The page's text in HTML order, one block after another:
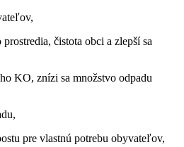
čistota obci a zlepší sa
KO, znízi sa množstvo odpadu
pre vlastnú potrebu obyvateľov,